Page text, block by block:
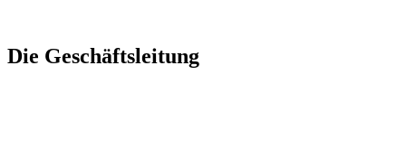
Die Geschäftsleitung